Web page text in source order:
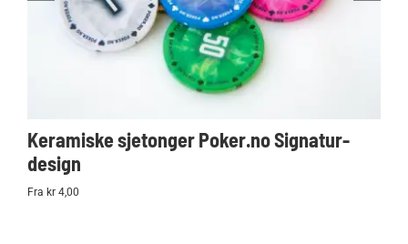
Keramiske sjetonger Poker.no Signatur-
design
Fra kr 4,00